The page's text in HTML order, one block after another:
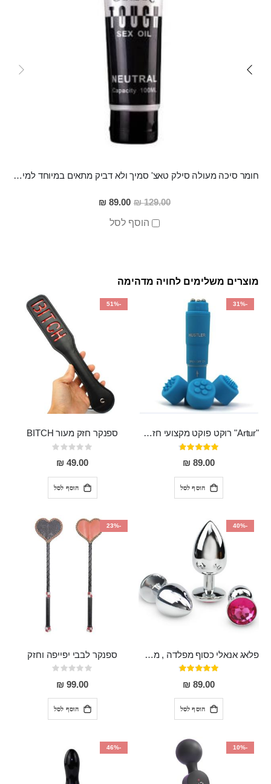
חומר סיכה מעולה סילק טאצ' סמיך ולא דביק מתאים במיוחד למין אנאלי
129.00 ₪
מחיר
מבצע
89.00 ₪
הוסף לסל
מוצרים משלימים לחויה מדהימה
-31%
"Artur" רוקט פוקט מקצועי חזק במיוחד
דירוג:
95%
89.00 ₪
הוסף לסל
-51%
ספנקר חזק מעור BITCH
Rating:
0%
49.00 ₪
הוסף לסל
-40%
פלאג אנאלי כסוף מפלדה , מתאים ללבישה מתחת לבגדים, בגודל 7.3 על 2.8 ס"מ
דירוג:
97%
89.00 ₪
הוסף לסל
-23%
ספנקר לבבי יפייפה וחזק
Rating:
0%
99.00 ₪
הוסף לסל
-10%
-46%